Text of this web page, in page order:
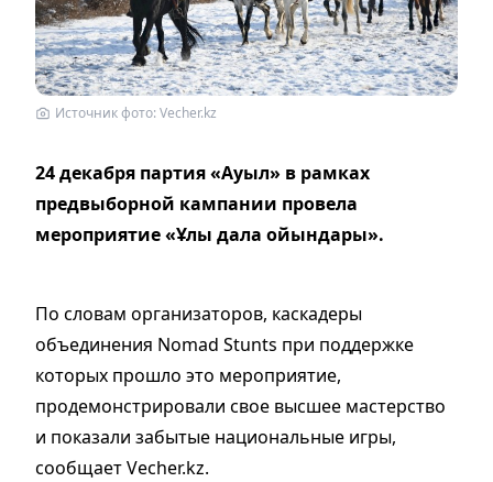
Источник фото: Vecher.kz
24 декабря партия «Ауыл» в рамках
предвыборной кампании провела
мероприятие «Ұлы дала ойындары».
По словам организаторов, каскадеры
объединения Nomad Stunts при поддержке
которых прошло это мероприятие,
продемонстрировали свое высшее мастерство
и показали забытые национальные игры,
сообщает Vecher.kz.